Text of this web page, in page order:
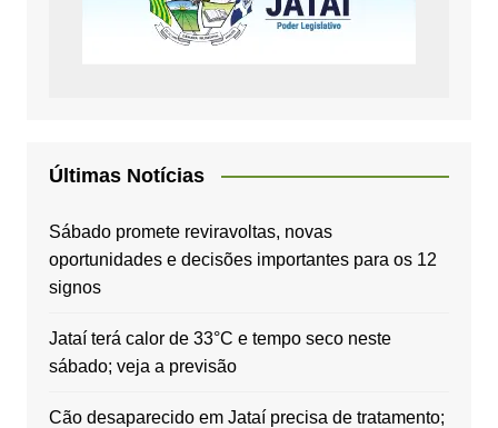
Últimas Notícias
Sábado promete reviravoltas, novas
oportunidades e decisões importantes para os 12
signos
Jataí terá calor de 33°C e tempo seco neste
sábado; veja a previsão
Cão desaparecido em Jataí precisa de tratamento;